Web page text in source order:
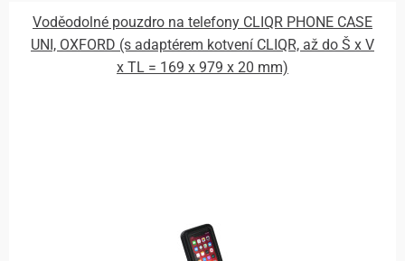
Voděodolné pouzdro na telefony CLIQR PHONE CASE
UNI, OXFORD (s adaptérem kotvení CLIQR, až do Š x V
x TL = 169 x 979 x 20 mm)